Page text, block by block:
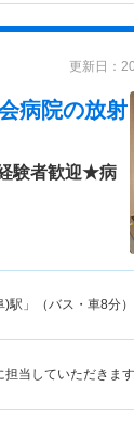
更新日：
病院の放射
験者歓迎★病
駅」（バス・車8分）
当していただきます